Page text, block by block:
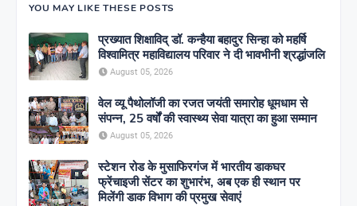
YOU MAY LIKE THESE POSTS
प्रख्यात शिक्षाविद् डॉ. कन्हैया बहादुर सिन्हा को महर्षि
विश्वामित्र महाविद्यालय परिवार ने दी भावभीनी श्रद्धांजलि
August 05, 2026
वेल व्यू पैथोलॉजी का रजत जयंती समारोह धूमधाम से
संपन्न, 25 वर्षों की स्वास्थ्य सेवा यात्रा का हुआ सम्मान
August 05, 2026
स्टेशन रोड के मुसाफिरगंज में भारतीय डाकघर
फ्रेंचाइजी सेंटर का शुभारंभ, अब एक ही स्थान पर
मिलेंगी डाक विभाग की प्रमुख सेवाएं